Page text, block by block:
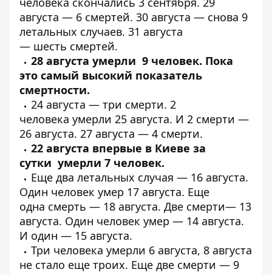
августа — 6 смертей. 30 августа — снова 9
летальных случаев. 31 августа
— шесть смертей.
28 августа умерли 9 человек. Пока
это самый высокий показатель
смертности.
24 августа — три смерти. 2
человека умерли 25 августа. И 2 смерти —
26 августа. 27 августа — 4 смерти.
22 августа впервые в Киеве за
сутки умерли 7 человек.
Еще два летальных случая — 16 августа.
Один человек умер 17 августа. Еще
одна смерть — 18 августа. Две смерти— 13
августа. Один человек умер — 14 августа.
И один — 15 августа.
Три человека умерли 6 августа, 8 августа
не стало еще троих. Еще две смерти — 9